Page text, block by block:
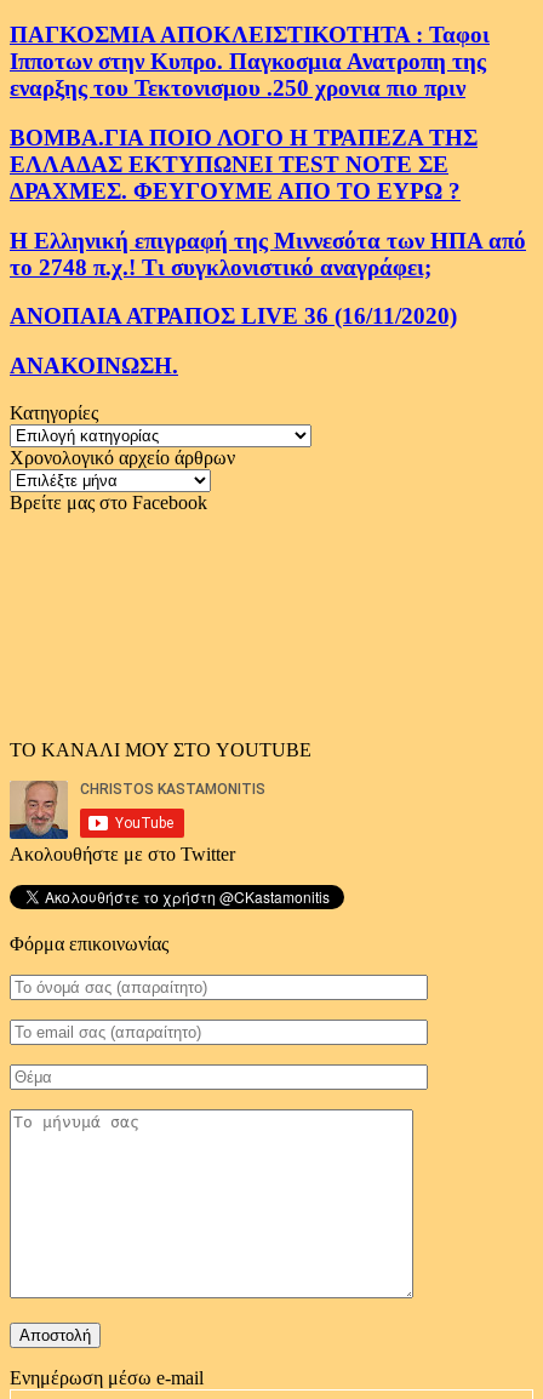
ΠΑΓΚΟΣΜΙΑ ΑΠΟΚΛΕΙΣΤΙΚΟΤΗΤΑ : Ταφοι
Ιπποτων στην Κυπρο. Παγκοσμια Ανατροπη της
εναρξης του Τεκτονισμου .250 χρονια πιο πριν
ΒΟΜΒΑ.ΓΙΑ ΠΟΙΟ ΛΟΓΟ Η ΤΡΑΠΕΖΑ ΤΗΣ
ΕΛΛΑΔΑΣ ΕΚΤΥΠΩΝΕΙ TEST NOTE ΣΕ
ΔΡΑΧΜΕΣ. ΦΕΥΓΟΥΜΕ ΑΠΟ ΤΟ ΕΥΡΩ ?
Η Ελληνική επιγραφή της Μιννεσότα των ΗΠΑ από
το 2748 π.χ.! Τι συγκλονιστικό αναγράφει;
ΑΝΟΠΑΙΑ ΑΤΡΑΠΟΣ LIVE 36 (16/11/2020)
ΑΝΑΚΟΙΝΩΣΗ.
Κατηγορίες
Κατηγορίες
Χρονολογικό αρχείο άρθρων
Χρονολογικό
αρχείο
Βρείτε μας στο Facebook
ΤΟ ΚΑΝΑΛΙ ΜΟΥ ΣΤΟ YOUTUBE
Ακολουθήστε με στο Twitter
Φόρμα επικοινωνίας
Ενημέρωση μέσω e-mail